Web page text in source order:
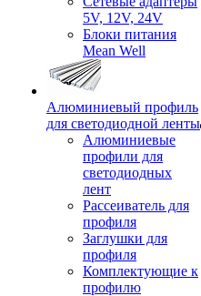
5V, 12V, 24V
Блоки питания
Mean Well
Алюминиевый профиль
для светодиодной ленты
Алюминиевые
профили для
светодиодных
лент
Рассеиватель для
профиля
Заглушки для
профиля
Комплектующие к
профилю